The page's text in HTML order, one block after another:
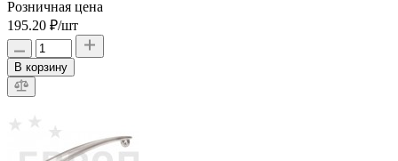
Розничная цена
195.20 ₽/шт
В корзину